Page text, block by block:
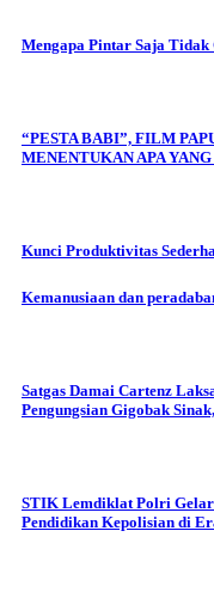
Mengapa Pintar Saja Tidak
“PESTA BABI”, FILM
MENENTUKAN APA
Kunci Produktivitas
Kemanusiaan dan
Satgas Damai Cartenz
Pengungsian Gigobak
STIK Lemdiklat Polri
Pendidikan Kepolisian di